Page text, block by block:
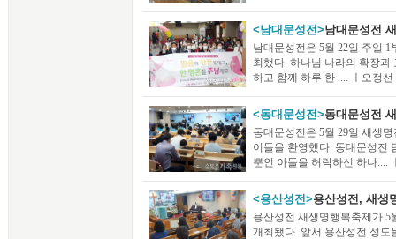
<남대문성전>남대문성전
남대문성전은 5월 22일 주일
최했다. 하나님 나라의 확장
하고 함께 하루 한 .... ㅣ오정선
<동대문성전>동대문성전
동대문성전은 5월 29일 새생
이들을 환영했다. 동대문성전
뿐인 아들을 허락하신 하나....
<용산성전>용산성전, 새생
용산성전 새생명행복축제가 5
개최됐다. 앞서 용산성전 성도